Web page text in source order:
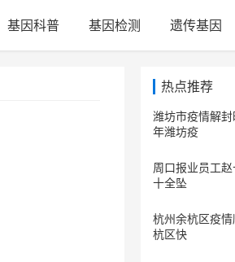
基因科普 基因检测 遗传基因
热点推荐
潍坊市疫情解
年潍坊疫
周口报业员工
十全坠
杭州余杭区疫
杭区快